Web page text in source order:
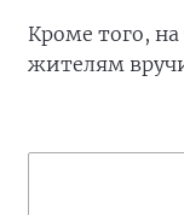
Кроме того,
жителям